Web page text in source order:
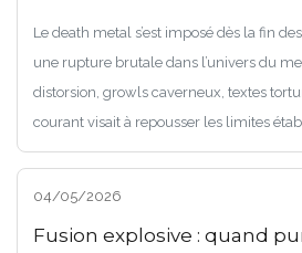
Le death metal s’est imposé dès la fin
une rupture brutale dans l’univers du
distorsion, growls caverneux, textes
courant visait à repousser les limites
04/05/2026
Fusion explosive : quand